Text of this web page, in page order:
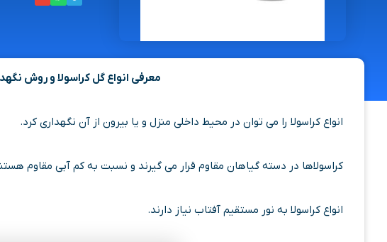
معرفی انواع گل کراسولا و روش
انواع کراسولا را می توان در محیط داخلی منزل و یا بیرون از آن نگهداری کرد.
کراسولاها در دسته گیاهان مقاوم قرار می گیرند و نسبت به کم آبی مقاوم
انواع کراسولا به نور مستقیم آفتاب نیاز دارند.